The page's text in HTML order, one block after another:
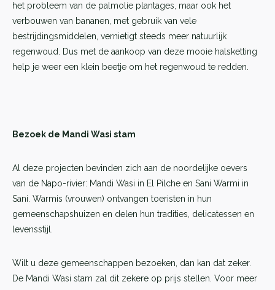
het probleem van de palmolie plantages, maar ook het
verbouwen van bananen, met gebruik van vele
bestrijdingsmiddelen, vernietigt steeds meer natuurlijk
regenwoud. Dus met de aankoop van deze mooie halsketting
help je weer een klein beetje om het regenwoud te redden.
Bezoek de Mandi Wasi stam
Al deze projecten bevinden zich aan de noordelijke oevers
van de Napo-rivier: Mandi Wasi in El Pilche en Sani Warmi in
Sani. Warmis (vrouwen) ontvangen toeristen in hun
gemeenschapshuizen en delen hun tradities, delicatessen en
levensstijl.
Wilt u deze gemeenschappen bezoeken, dan kan dat zeker.
De Mandi Wasi stam zal dit zekere op prijs stellen. Voor meer